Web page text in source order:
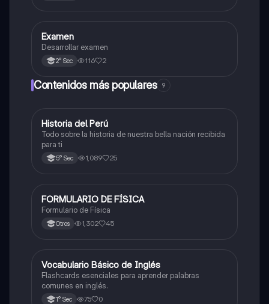
Matemáticas
Examen
Desarrollar examen
2° Sec 116 2
Contenidos más populares 9
Ciencias Sociales
Historia del Perú
Todo sobre la historia de nuestra bella nación recibida
para ti
5° Sec 1,089 25
Física
FORMULARIO DE FÍSICA
Formulario de Física
Otros 1,302 45
VInglés
Vocabulario Básico de Inglés
Flashcards esenciales para aprender palabras
comunes en inglés.
1° Sec 75 0